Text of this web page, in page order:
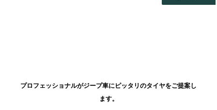
プロフェッショナルがジープ車にピッタリのタイヤをご提案し
ます。